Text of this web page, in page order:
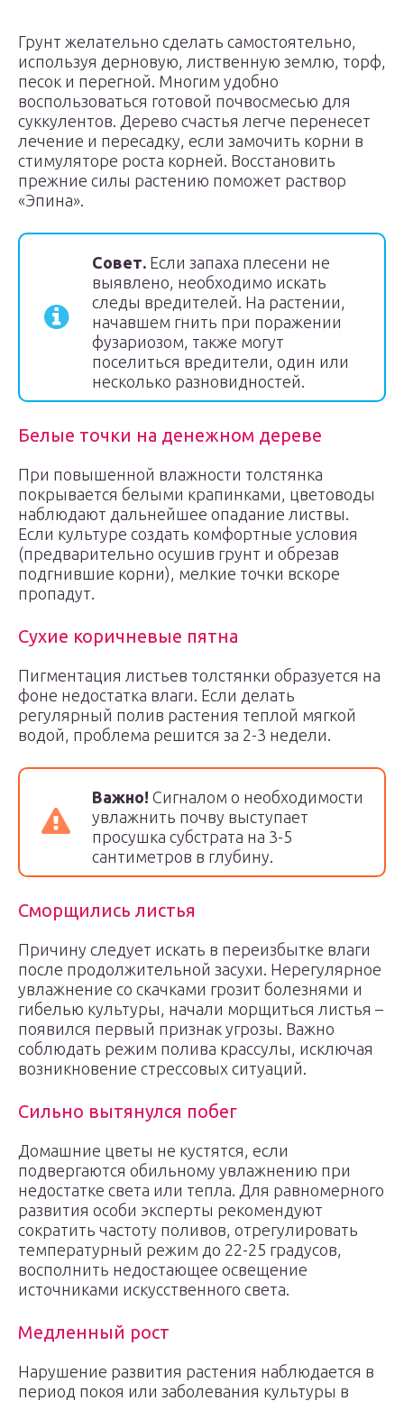
Грунт желательно сделать самостоятельно,
используя дерновую, лиственную землю, торф,
песок и перегной. Многим удобно
воспользоваться готовой почвосмесью для
суккулентов. Дерево счастья легче перенесет
лечение и пересадку, если замочить корни в
стимуляторе роста корней. Восстановить
прежние силы растению поможет раствор
«Эпина».
Совет. Если запаха плесени не
выявлено, необходимо искать
следы вредителей. На растении,
начавшем гнить при поражении
фузариозом, также могут
поселиться вредители, один или
несколько разновидностей.
Белые точки на денежном дереве
При повышенной влажности толстянка
покрывается белыми крапинками, цветоводы
наблюдают дальнейшее опадание листвы.
Если культуре создать комфортные условия
(предварительно осушив грунт и обрезав
подгнившие корни), мелкие точки вскоре
пропадут.
Сухие коричневые пятна
Пигментация листьев толстянки образуется на
фоне недостатка влаги. Если делать
регулярный полив растения теплой мягкой
водой, проблема решится за 2-3 недели.
Важно! Сигналом о необходимости
увлажнить почву выступает
просушка субстрата на 3-5
сантиметров в глубину.
Сморщились листья
Причину следует искать в переизбытке влаги
после продолжительной засухи. Нерегулярное
увлажнение со скачками грозит болезнями и
гибелью культуры, начали морщиться листья –
появился первый признак угрозы. Важно
соблюдать режим полива крассулы, исключая
возникновение стрессовых ситуаций.
Сильно вытянулся побег
Домашние цветы не кустятся, если
подвергаются обильному увлажнению при
недостатке света или тепла. Для равномерного
развития особи эксперты рекомендуют
сократить частоту поливов, отрегулировать
температурный режим до 22-25 градусов,
восполнить недостающее освещение
источниками искусственного света.
Медленный рост
Нарушение развития растения наблюдается в
период покоя или заболевания культуры в